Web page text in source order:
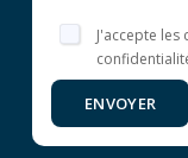
J'accepte
ENVOYER